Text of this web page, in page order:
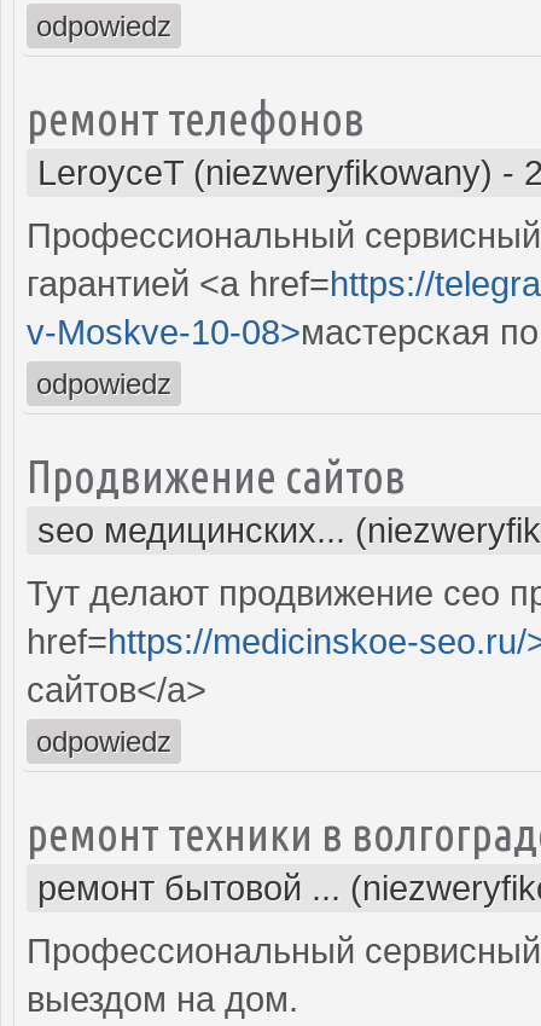
odpowiedz
ремонт телефонов
LeroyceT (niezweryfikowany) -
Профессиональный
гарантией <a href=https://
v-Moskve-10-08>мастерская
odpowiedz
Продвижение сайтов
seo медицинских...
Тут делают продвижение сео
href=https://medicinskoe-seo.ru/
сайтов</a>
odpowiedz
ремонт техники в
ремонт бытовой ...
Профессиональный
выездом на дом.